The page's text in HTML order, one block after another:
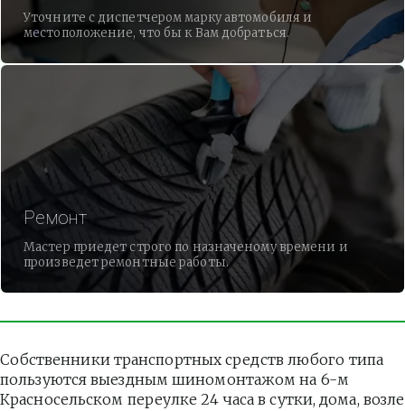
Уточните с диспетчером марку автомобиля и
местоположение, что бы к Вам добраться.
Ремонт
Мастер приедет строго по назначеному времени и
произведет ремонтные работы.
Собственники транспортных средств любого типа
пользуются выездным шиномонтажом на 6-м
Красносельском переулке 24 часа в сутки, дома, возле